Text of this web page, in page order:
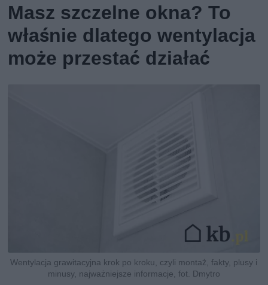
Masz szczelne okna? To
właśnie dlatego wentylacja
może przestać działać
Wentylacja grawitacyjna krok po kroku, czyli montaż, fakty, plusy i
minusy, najważniejsze informacje, fot. Dmytro